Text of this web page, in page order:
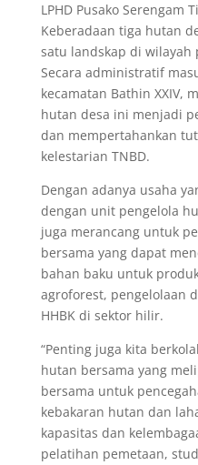
LPHD Pusako Serengam
Keberadaan tiga hutan
satu landskap di wilayah
Secara administratif
kecamatan Bathin XXIV,
hutan desa ini menjadi
dan mempertahankan
kelestarian TNBD.
Dengan adanya usaha
dengan unit pengelola
juga merancang untuk
bersama yang dapat
bahan baku untuk
agroforest, pengelolaan
HHBK di sektor hilir.
“Penting juga kita
hutan bersama yang
bersama untuk
kebakaran hutan dan
kapasitas dan
pelatihan pemetaan,